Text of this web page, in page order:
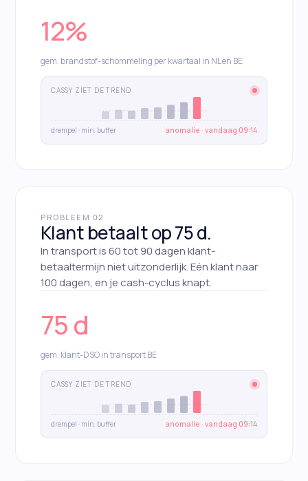
12%
gem. brandstof-schommeling per kwartaal in NL en BE
CASSY ZIET DE TREND
drempel · min. buffer anomalie · vandaag 09:14
PROBLEEM 02
Klant betaalt op 75 d.
In transport is 60 tot 90 dagen klant-
betaaltermijn niet uitzonderlijk. Eén klant naar
100 dagen, en je cash-cyclus knapt.
75 d
gem. klant-DSO in transport BE
CASSY ZIET DE TREND
drempel · min. buffer anomalie · vandaag 09:14